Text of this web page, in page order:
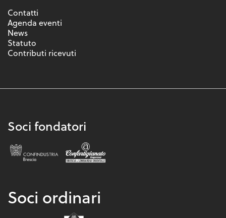
Contatti
Agenda eventi
News
Statuto
Contributi ricevuti
Soci fondatori
Soci ordinari